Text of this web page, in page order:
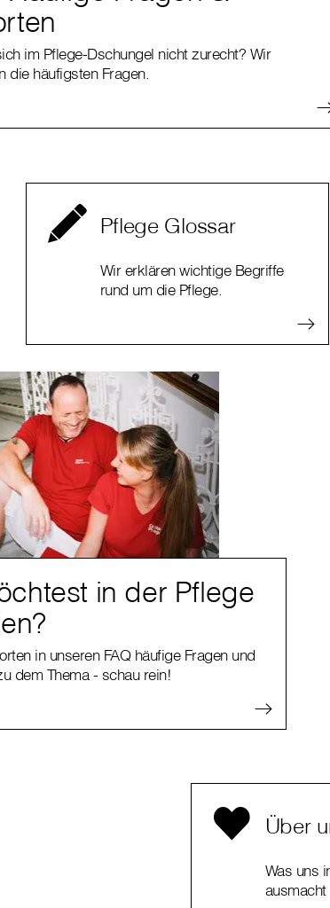
im Pflege-Dschungel nicht zurecht? Wir
die häufigsten Fragen.
Pflege Glossar
Wir erklären wichtige Begriffe
rund um die Pflege.
in der Pflege
in unseren FAQ häufige Fragen und
dem Thema - schau rein!
Über
Was uns
ausmacht